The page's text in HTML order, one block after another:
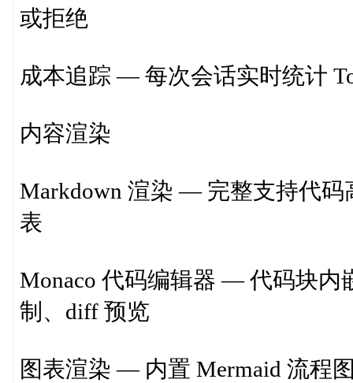
或拒绝
成本追踪 — 每次会话实时统计
内容渲染
Markdown 渲染 — 完整支持代码
表
Monaco 代码编辑器 — 代码块内
制、diff 预览
图表渲染 — 内置 Mermaid 流程